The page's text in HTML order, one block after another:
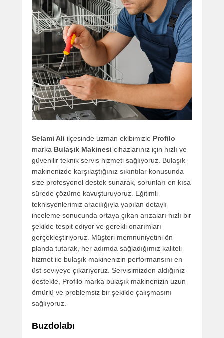
Selami Ali ilçesinde uzman ekibimizle Profilo
marka Bulaşık Makinesi cihazlarınız için hızlı ve
güvenilir teknik servis hizmeti sağlıyoruz. Bulaşık
makinenizde karşılaştığınız sıkıntılar konusunda
size profesyonel destek sunarak, sorunları en kısa
sürede çözüme kavuşturuyoruz. Eğitimli
teknisyenlerimiz aracılığıyla yapılan detaylı
inceleme sonucunda ortaya çıkan arızaları hızlı bir
şekilde tespit ediyor ve gerekli onarımları
gerçekleştiriyoruz. Müşteri memnuniyetini ön
planda tutarak, her adımda sağladığımız kaliteli
hizmet ile bulaşık makinenizin performansını en
üst seviyeye çıkarıyoruz. Servisimizden aldığınız
destekle, Profilo marka bulaşık makinenizin uzun
ömürlü ve problemsiz bir şekilde çalışmasını
sağlıyoruz.
Buzdolabı